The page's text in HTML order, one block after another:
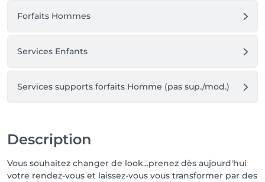
Forfaits Hommes
Services Enfants
Services supports forfaits Homme (pas sup./mod.)
Description
Vous souhaitez changer de look...prenez dès aujourd'hui
votre rendez-vous et laissez-vous vous transformer par des